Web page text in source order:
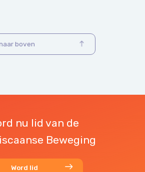
boven
nu lid van de
Beweging
Word lid